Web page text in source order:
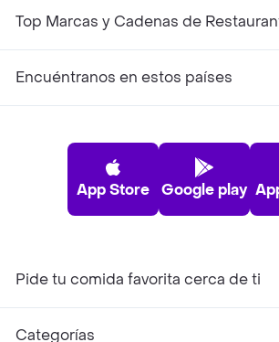
Top Marcas y Cadenas de
Encuéntranos en estos países
App Store Google play
Pide tu comida favorita cerca de ti
Categorías